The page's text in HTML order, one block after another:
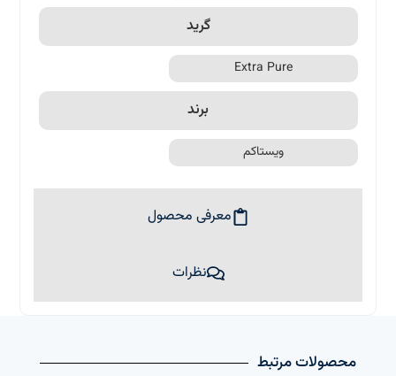
معرفی محصول
نظرات
گرید
Extra Pure
برند
ویستاکم
محصولات مرتبط